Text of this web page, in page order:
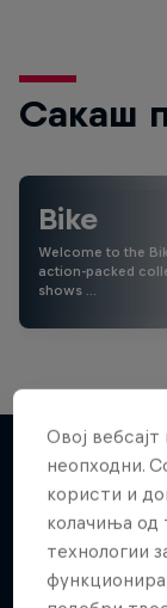
Сакаш
Bike
Welcome to the
action-packed
shows …
Повеќе
Овој
неопходни.
користи и
колачиња од
технологии